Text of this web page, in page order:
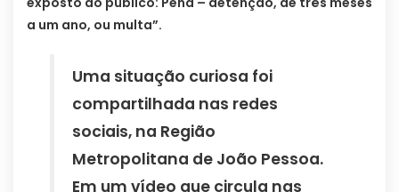
a um ano, ou multa”.
Uma situação curiosa foi
compartilhada nas redes
sociais, na Região
Metropolitana de João Pessoa.
Em um vídeo que circula nas